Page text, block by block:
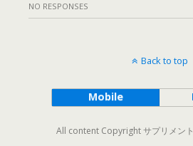
NO RESPONSES
Back to top
Mobile
All content Copyright サプリメン